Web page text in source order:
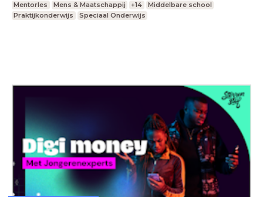
Mentorles Mens & Maatschappij +14
Middelbare school
Praktijkonderwijs
Speciaal Onderwijs